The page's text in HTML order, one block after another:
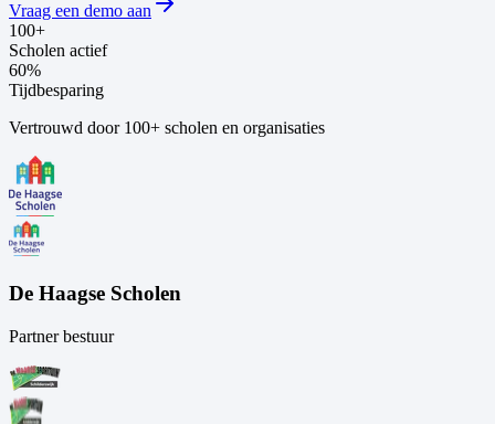
Vraag een demo aan
100+
Scholen actief
60%
Tijdbesparing
Vertrouwd door 100+ scholen en organisaties
De Haagse Scholen
Partner bestuur